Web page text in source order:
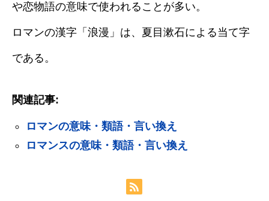
や恋物語の意味で使われることが多い。
ロマンの漢字「浪漫」は、夏目漱石による当て字
である。
関連記事:
ロマンの意味・類語・言い換え
ロマンスの意味・類語・言い換え